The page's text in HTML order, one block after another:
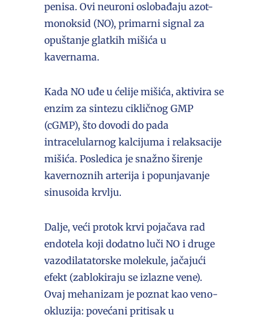
penisa. Ovi neuroni oslobađaju azot-
monoksid (NO), primarni signal za
opuštanje glatkih mišića u
kavernama.
Kada NO uđe u ćelije mišića, aktivira se
enzim za sintezu cikličnog GMP
(cGMP), što dovodi do pada
intracelularnog kalcijuma i relaksacije
mišića. Posledica je snažno širenje
kavernoznih arterija i popunjavanje
sinusoida krvlju.
Dalje, veći protok krvi pojačava rad
endotela koji dodatno luči NO i druge
vazodilatatorske molekule, jačajući
efekt (zablokiraju se izlazne vene).
Ovaj mehanizam je poznat kao veno-
okluzija: povećani pritisak u